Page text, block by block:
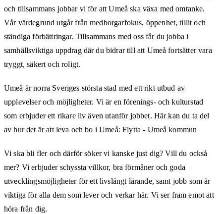
och tillsammans jobbar vi för att Umeå ska växa med omtanke.
Vår värdegrund utgår från medborgarfokus, öppenhet, tillit och
ständiga förbättringar. Tillsammans med oss får du jobba i
samhällsviktiga uppdrag där du bidrar till att Umeå fortsätter vara
tryggt, säkert och roligt.
Umeå är norra Sveriges största stad med ett rikt utbud av
upplevelser och möjligheter. Vi är en förenings- och kulturstad
som erbjuder ett rikare liv även utanför jobbet. Här kan du ta del
av hur det är att leva och bo i Umeå: Flytta - Umeå kommun
Vi ska bli fler och därför söker vi kanske just dig? Vill du också
mer? Vi erbjuder schyssta villkor, bra förmåner och goda
utvecklingsmöjligheter för ett livslångt lärande, samt jobb som är
viktiga för alla dem som lever och verkar här. Vi ser fram emot att
höra från dig.